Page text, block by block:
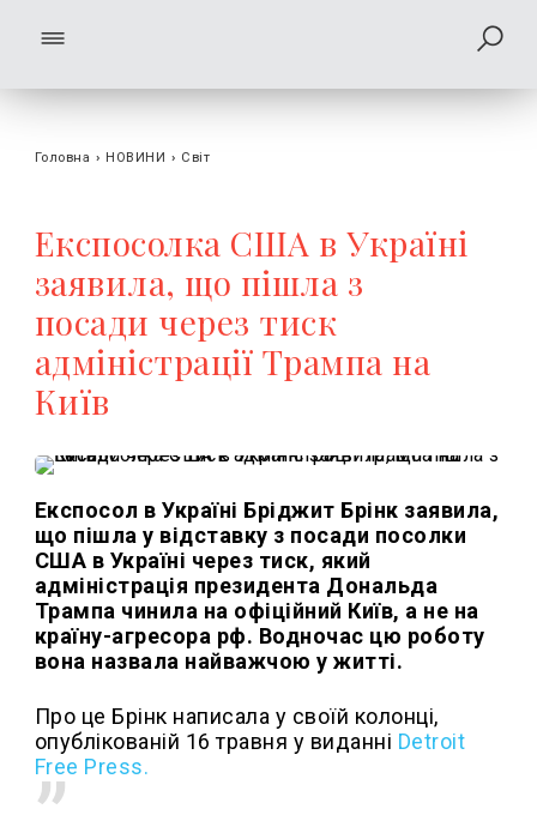
Головна › НОВИНИ › Світ
Експосолка США в Україні
заявила, що пішла з
посади через тиск
адміністрації Трампа на
Київ
Експосол в Україні Бріджит Брінк заявила,
що пішла у відставку з посади посолки
США в Україні через тиск, який
адміністрація президента Дональда
Трампа чинила на офіційний Київ, а не на
країну-агресора рф. Водночас цю роботу
вона назвала найважчою у житті.
Про це Брінк написала у своїй колонці,
опублікованій 16 травня у виданні Detroit
Free Press.